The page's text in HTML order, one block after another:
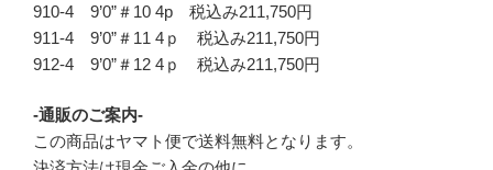
910-4 9’0”＃10 4p 税込み211,750円
911-4 9’0”＃11 4ｐ 税込み211,750円
912-4 9’0”＃12 4ｐ 税込み211,750円
-通販のご案内-
この商品はヤマト便で送料無料となります。